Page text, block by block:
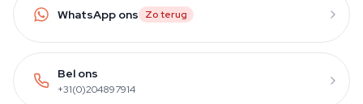
WhatsApp ons Zo terug
Bel ons
+31(0)204897914